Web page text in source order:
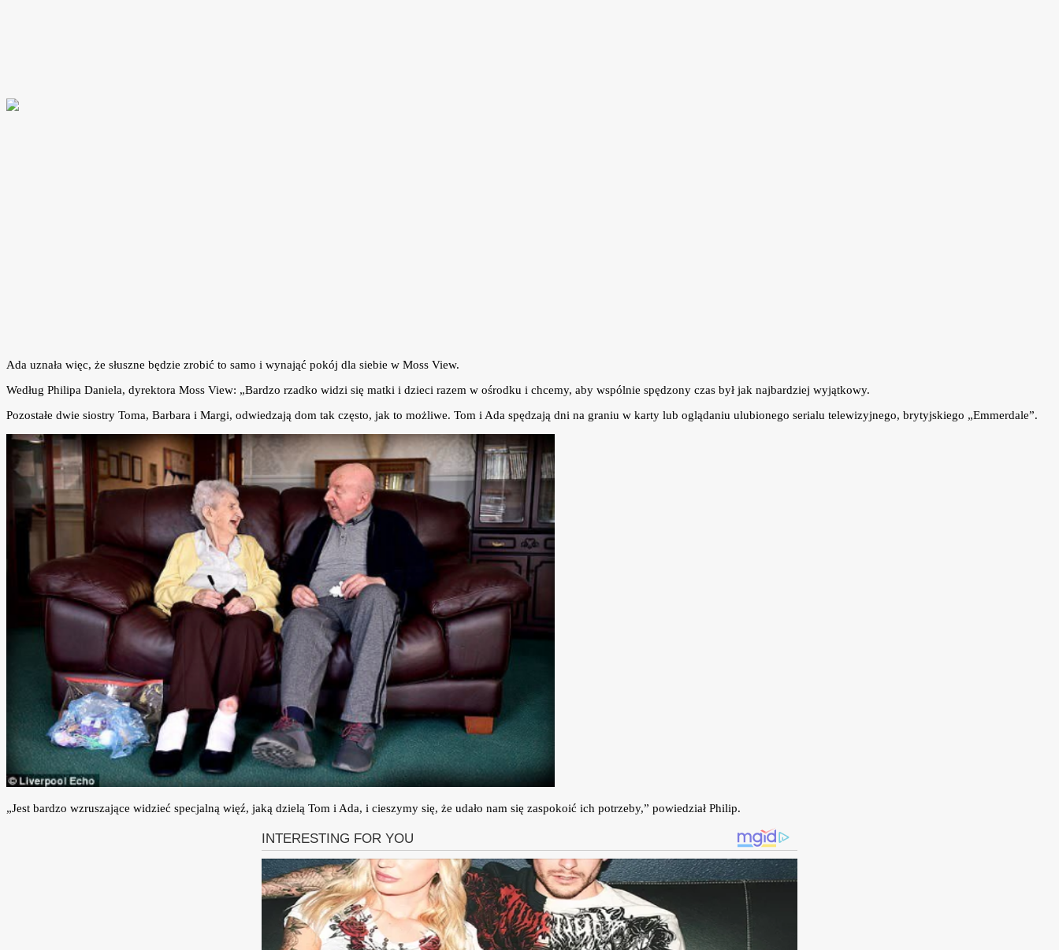
Ada uznała więc, że słuszne będzie zrobić to samo i wynająć pokój dla siebie w Moss View.
Według Philipa Daniela, dyrektora Moss View: „Bardzo rzadko widzi się matki i dzieci razem w ośrodku i chcemy, aby wspólnie spędzony czas był jak najbardziej wyjątkowy.
Pozostałe dwie siostry Toma, Barbara i Margi, odwiedzają dom tak często, jak to możliwe. Tom i Ada spędzają dni na graniu w karty lub oglądaniu ulubionego serialu telewizyjnego, brytyjskiego „Emmerdale”.
„Jest bardzo wzruszające widzieć specjalną więź, jaką dzielą Tom i Ada, i cieszymy się, że udało nam się zaspokoić ich potrzeby,” powiedział Philip.